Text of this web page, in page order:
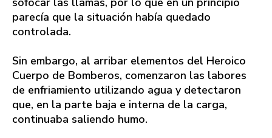
parecía que la situación había quedado
controlada.
Sin embargo, al arribar elementos del Heroico
Cuerpo de Bomberos, comenzaron las labores
de enfriamiento utilizando agua y detectaron
que, en la parte baja e interna de la carga,
continuaba saliendo humo.